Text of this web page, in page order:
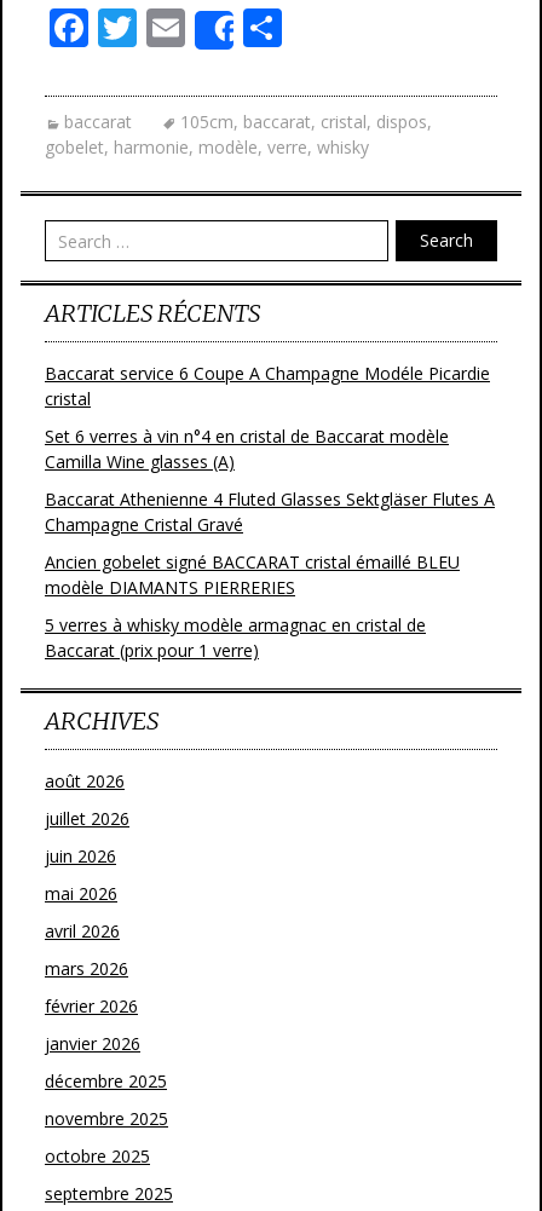
F
e
b
o
o
k
T
itt
er
E
m
ai
l
Share
ta
g
er
baccarat 105cm, baccarat, cristal, dispos,
gobelet, harmonie, modèle, verre, whisky
Search
ARTICLES RÉCENTS
Baccarat service 6 Coupe A Champagne Modéle Picardie
cristal
Set 6 verres à vin n°4 en cristal de Baccarat modèle
Camilla Wine glasses (A)
Baccarat Athenienne 4 Fluted Glasses Sektgläser Flutes A
Champagne Cristal Gravé
Ancien gobelet signé BACCARAT cristal émaillé BLEU
modèle DIAMANTS PIERRERIES
5 verres à whisky modèle armagnac en cristal de
Baccarat (prix pour 1 verre)
ARCHIVES
août 2026
juillet 2026
juin 2026
mai 2026
avril 2026
mars 2026
février 2026
janvier 2026
décembre 2025
novembre 2025
octobre 2025
septembre 2025